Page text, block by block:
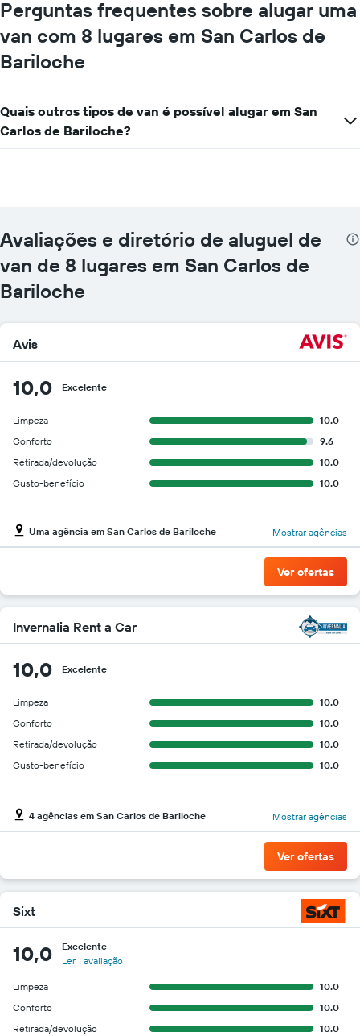
localizações
O
tem
X
exibindo
empresas
gráfico
tem
1
Y
o
preço
do
aluguel
de
para
as
empresas
Perguntas frequentes sobre alugar uma
van com 8 lugares em San Carlos de
Bariloche
Quais outros tipos de van é possível alugar em San
Carlos de Bariloche?
Avaliações e diretório de aluguel de
van de 8 lugares em San Carlos de
Bariloche
Avis
10,0 Excelente
Limpeza
10.0
Conforto
9.6
Retirada/devolução
10.0
Custo-benefício
10.0
Uma agência em San Carlos de Bariloche Mostrar agências
Ver ofertas
Invernalia Rent a Car
10,0 Excelente
Limpeza
10.0
Conforto
10.0
Retirada/devolução
10.0
Custo-benefício
10.0
4 agências em San Carlos de Bariloche Mostrar agências
Ver ofertas
Sixt
10,0
Excelente
Ler 1 avaliação
Limpeza
10.0
Conforto
10.0
Retirada/devolução
10.0